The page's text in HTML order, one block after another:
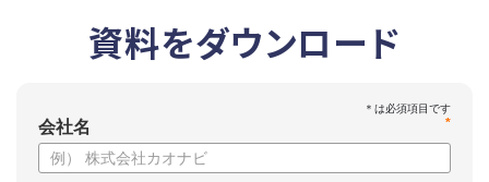
資料をダウンロード
*
会社名